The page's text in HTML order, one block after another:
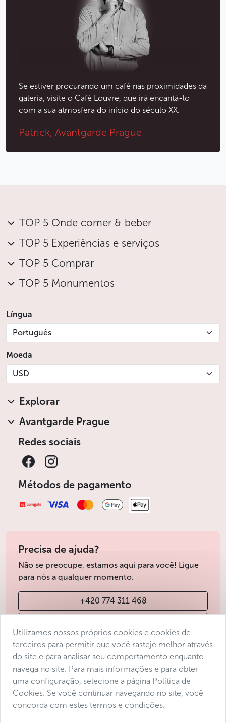
Se estiver procurando um café nas proximidades da
galeria, visite o Café Louvre, que irá encantá-lo
com a sua atmosfera do início do século XX.
Patrick, Avantgarde Prague
TOP 5 Onde comer & beber
TOP 5 Experiências e serviços
TOP 5 Comprar
TOP 5 Monumentos
Língua
Português
Moeda
USD
Explorar
Avantgarde Prague
Redes sociais
Métodos de pagamento
Precisa de ajuda?
Não se preocupe, estamos aqui para você! Ligue
para nós a qualquer momento.
+420 774 311 468
Condições de venda
Protecção de dados
Declaração de acessibilidade
Manage consent
Utilizamos nossos próprios cookies e cookies de
terceiros para permitir que você rasteje melhor através
do site e para analisar seu comportamento enquanto
navega no site. Para mais informações e para obter
uma configuração, selecione a página Política de
Cookies. Se você continuar navegando no site, você
concorda com estes termos e condições.